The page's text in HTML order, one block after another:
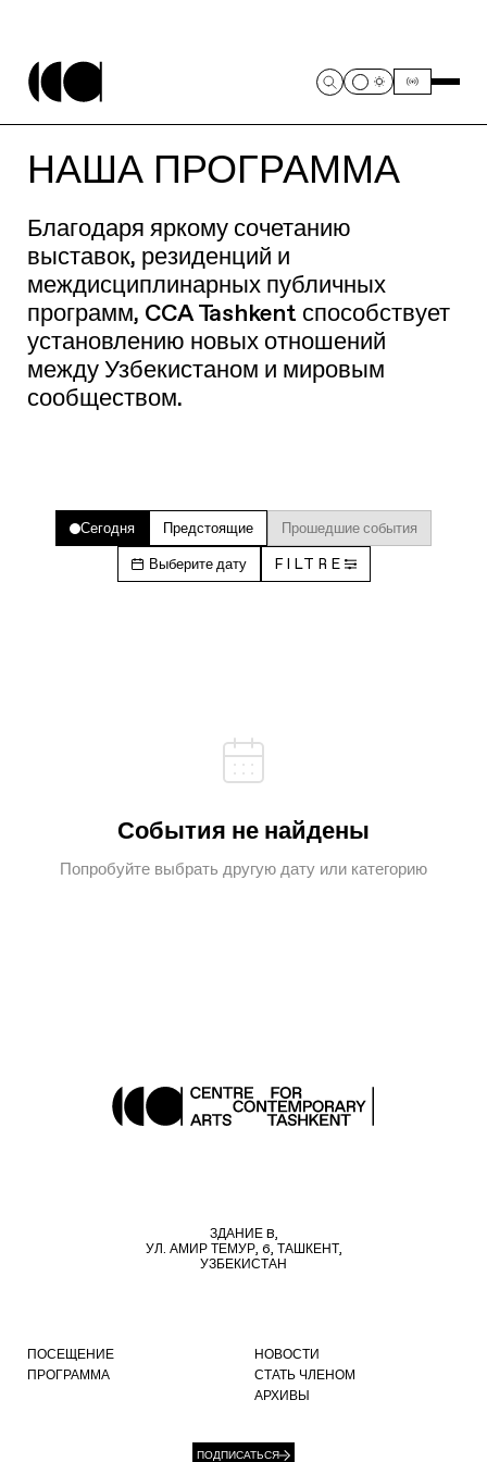
НАША ПРОГРАММА
Благодаря яркому сочетанию
выставок, резиденций и
междисциплинарных публичных
программ, CCA Tashkent способствует
установлению новых отношений
между Узбекистаном и мировым
сообществом.
Сегодня Предстоящие Прошедшие события
Выберите дату FILTRE
События не найдены
Попробуйте выбрать другую дату или категорию
ЗДАНИЕ B,
УЛ. АМИР ТЕМУР, 6, ТАШКЕНТ,
УЗБЕКИСТАН
ПОСЕЩЕНИЕ
ПРОГРАММА
НОВОСТИ
СТАТЬ ЧЛЕНОМ
АРХИВЫ
ПОДПИСАТЬСЯ